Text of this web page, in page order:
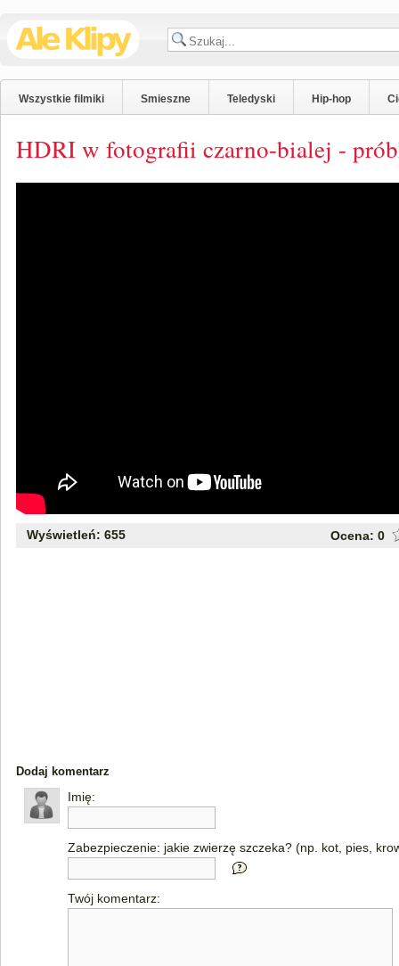
Wszystkie filmiki Smieszne Teledyski Hip-hop
HDRI w fotografii czarno-bialej -
Wyświetleń: 655 Ocena: 0
Dodaj komentarz
Imię:
Zabezpieczenie: jakie zwierzę szczeka? (np. kot, pies,
Twój komentarz: